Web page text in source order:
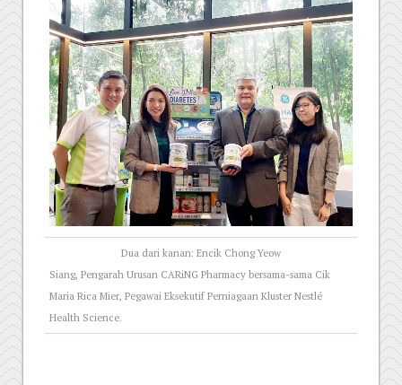
Dua dari kanan: Encik Chong Yeow
Siang, Pengarah Urusan CARiNG Pharmacy bersama-sama Cik
Maria Rica Mier, Pegawai Eksekutif Perniagaan Kluster Nestlé
Health Science.